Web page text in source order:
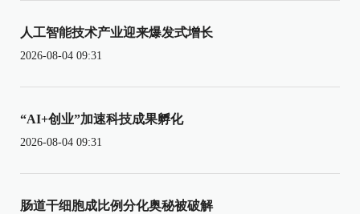
人工智能技术产业迎来爆发式增长
2026-08-04 09:31
“AI+创业”加速科技成果孵化
2026-08-04 09:31
肠道干细胞成比例分化奥秘被破解